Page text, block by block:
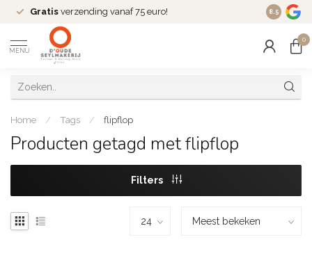
Gratis verzending vanaf 75 euro! Dé
8.5
MENU
0
Home / Tags / flipflop
Producten getagd met flipflop
Filters